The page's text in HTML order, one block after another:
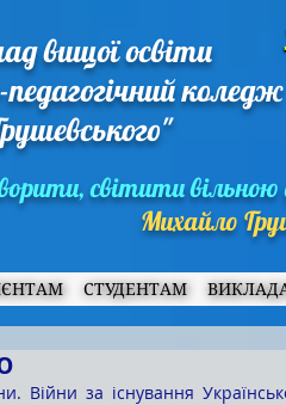
вищої освіти
коледж
світити
Михайло
СТУДЕНТАМ
Війни за існування